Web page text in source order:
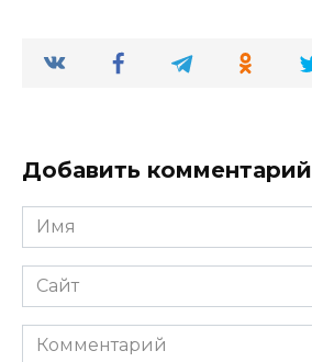
Добавить комментарий
Имя
*
Сайт
Комментарий